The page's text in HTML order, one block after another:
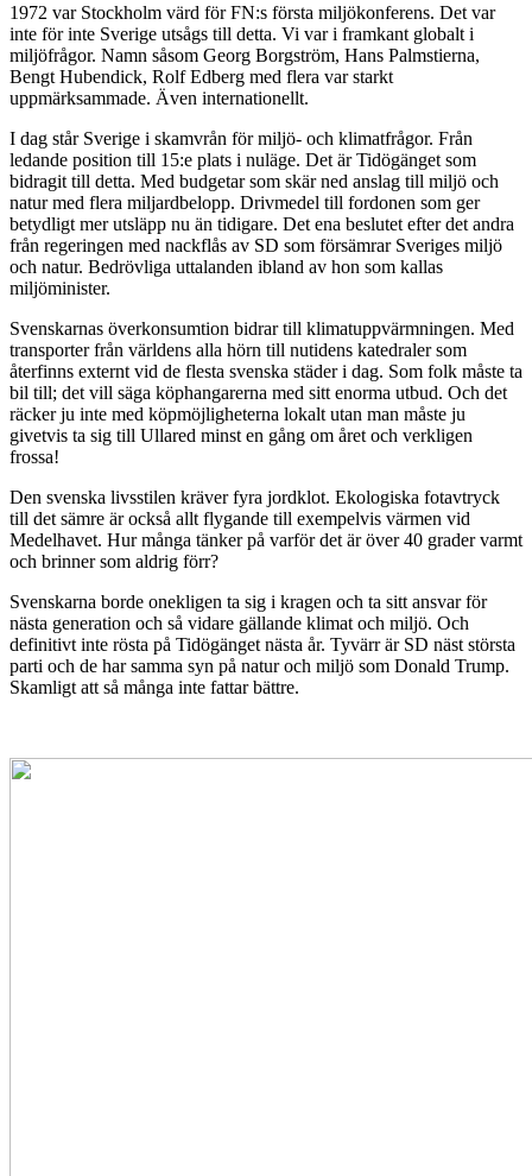
1972 var Stockholm värd för FN:s första miljökonferens. Det var
inte för inte Sverige utsågs till detta. Vi var i framkant globalt i
miljöfrågor. Namn såsom Georg Borgström, Hans Palmstierna,
Bengt Hubendick, Rolf Edberg med flera var starkt
uppmärksammade. Även internationellt.
I dag står Sverige i skamvrån för miljö- och klimatfrågor. Från
ledande position till 15:e plats i nuläge. Det är Tidögänget som
bidragit till detta. Med budgetar som skär ned anslag till miljö och
natur med flera miljardbelopp. Drivmedel till fordonen som ger
betydligt mer utsläpp nu än tidigare. Det ena beslutet efter det andra
från regeringen med nackflås av SD som försämrar Sveriges miljö
och natur. Bedrövliga uttalanden ibland av hon som kallas
miljöminister.
Svenskarnas överkonsumtion bidrar till klimatuppvärmningen. Med
transporter från världens alla hörn till nutidens katedraler som
återfinns externt vid de flesta svenska städer i dag. Som folk måste ta
bil till; det vill säga köphangarerna med sitt enorma utbud. Och det
räcker ju inte med köpmöjligheterna lokalt utan man måste ju
givetvis ta sig till Ullared minst en gång om året och verkligen
frossa!
Den svenska livsstilen kräver fyra jordklot. Ekologiska fotavtryck
till det sämre är också allt flygande till exempelvis värmen vid
Medelhavet. Hur många tänker på varför det är över 40 grader varmt
och brinner som aldrig förr?
Svenskarna borde onekligen ta sig i kragen och ta sitt ansvar för
nästa generation och så vidare gällande klimat och miljö. Och
definitivt inte rösta på Tidögänget nästa år. Tyvärr är SD näst största
parti och de har samma syn på natur och miljö som Donald Trump.
Skamligt att så många inte fattar bättre.